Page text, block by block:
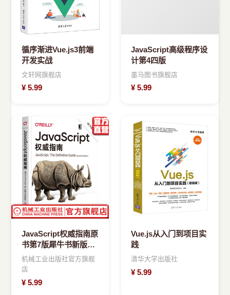
循序渐进Vue.js3前端
开发实战
文轩网旗舰店
¥ 5.99
JavaScript高级程序设
计第4四版
墨马图书旗舰店
¥ 5.99
JavaScript权威指南原
书第7版犀牛书新版升
级大卫弗拉纳根版
机械工业出版社官方旗舰
店
¥ 5.99
Vue.js从入门到项目实
践
清华大学出版社
¥ 5.99